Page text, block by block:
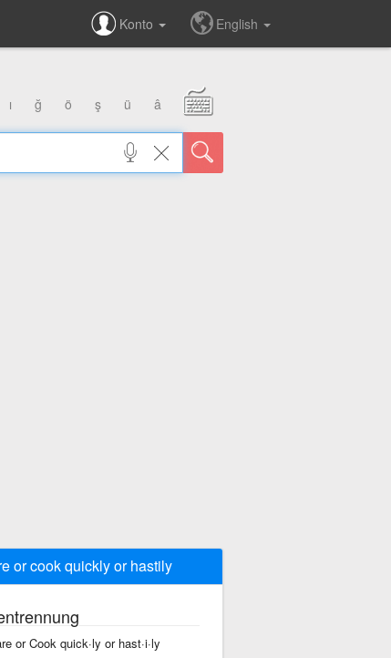
Konto English
ı ğ ö ş ü â
or cook quickly or hastily
or Cook quick·ly or hast·i·ly